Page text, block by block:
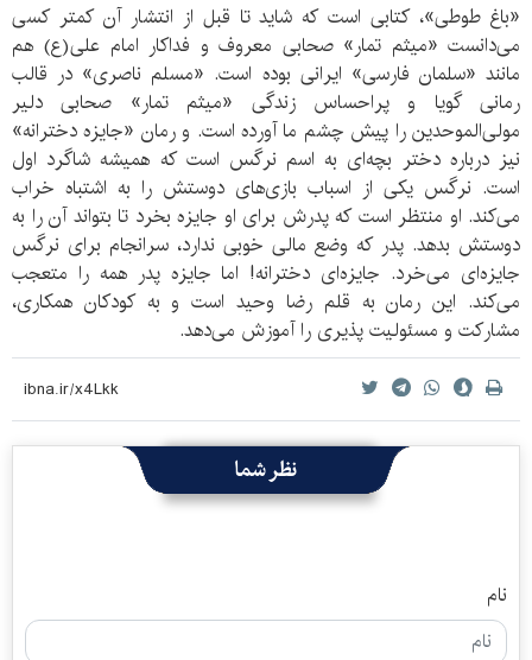
«باغ طوطی»، کتابی است که شاید تا قبل از انتشار آن کمتر کسی
می‌دانست «میثم تمار» صحابی معروف و فداکار امام علی(ع) هم
مانند «سلمان فارسی» ایرانی بوده است. «مسلم ناصری» در قالب
رمانی گویا و پراحساس زندگی «میثم تمار» صحابی دلیر
مولی‌الموحدین را پیش چشم ما آورده است. و رمان «جایزه دخترانه»
نیز درباره دختر بچه‌ای به اسم نرگس است که همیشه شاگرد اول
است. نرگس یکی از اسباب بازی‌های دوستش را به اشتباه خراب
می‌کند. او منتظر است که پدرش برای او جایزه بخرد تا بتواند آن را به
دوستش بدهد. پدر که وضع مالی خوبی ندارد، سرانجام برای نرگس
جایزه‌ای می‌خرد. جایزه‌ای دخترانه! اما جایزه پدر همه را متعجب
می‌کند. این رمان به قلم رضا وحید است و به کودکان همکاری،
مشارکت و مسئولیت پذیری را آموزش می‌دهد.
نظر شما
نام